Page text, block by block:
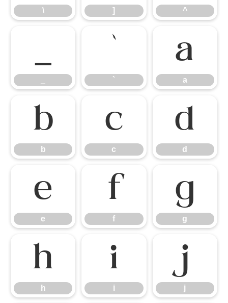
\ ] ^
`
`
a
a
b
b
c
c
d
d
e
e
f
f
g
g
h
h
i
i
j
j